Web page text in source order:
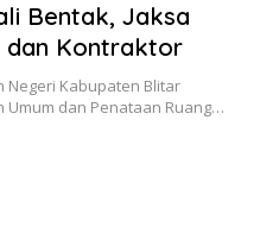
Bentak, Jaksa
dan Kontraktor
Negeri Kabupaten Blitar
dan Penataan Ruang…